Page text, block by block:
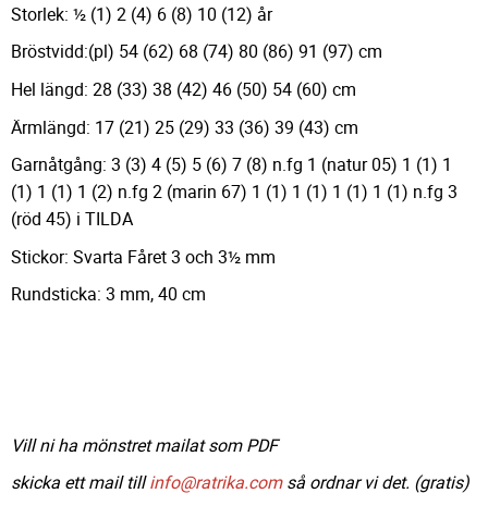
Storlek: ½ (1) 2 (4) 6 (8) 10 (12) år
Bröstvidd:(pl) 54 (62) 68 (74) 80 (86) 91 (97) cm
Hel längd: 28 (33) 38 (42) 46 (50) 54 (60) cm
Ärmlängd: 17 (21) 25 (29) 33 (36) 39 (43) cm
Garnåtgång: 3 (3) 4 (5) 5 (6) 7 (8) n.fg 1 (natur 05) 1 (1) 1
(1) 1 (1) 1 (2) n.fg 2 (marin 67) 1 (1) 1 (1) 1 (1) 1 (1) n.fg 3
(röd 45) i TILDA
Stickor: Svarta Fåret 3 och 3½ mm
Rundsticka: 3 mm, 40 cm
Vill ni ha mönstret mailat som PDF
skicka ett mail tillinfo@ratrika.comså ordnar vi det. (gratis)